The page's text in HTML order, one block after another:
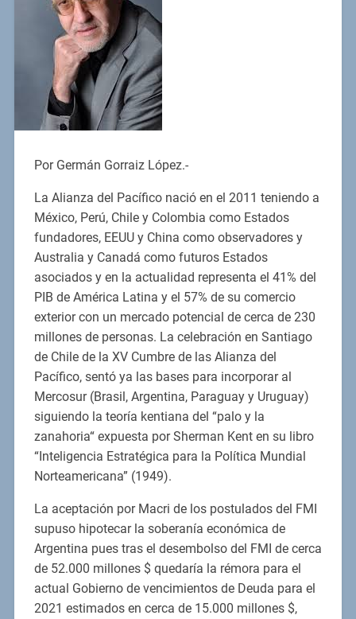
Por Germán Gorraiz López.-
La Alianza del Pacífico nació en el 2011 teniendo a
México, Perú, Chile y Colombia como Estados
fundadores, EEUU y China como observadores y
Australia y Canadá como futuros Estados
asociados y en la actualidad representa el 41% del
PIB de América Latina y el 57% de su comercio
exterior con un mercado potencial de cerca de 230
millones de personas. La celebración en Santiago
de Chile de la XV Cumbre de las Alianza del
Pacífico, sentó ya las bases para incorporar al
Mercosur (Brasil, Argentina, Paraguay y Uruguay)
siguiendo la teoría kentiana del “palo y la
zanahoria“ expuesta por Sherman Kent en su libro
“Inteligencia Estratégica para la Política Mundial
Norteamericana” (1949).
La aceptación por Macri de los postulados del FMI
supuso hipotecar la soberanía económica de
Argentina pues tras el desembolso del FMI de cerca
de 52.000 millones $ quedaría la rémora para el
actual Gobierno de vencimientos de Deuda para el
2021 estimados en cerca de 15.000 millones $,